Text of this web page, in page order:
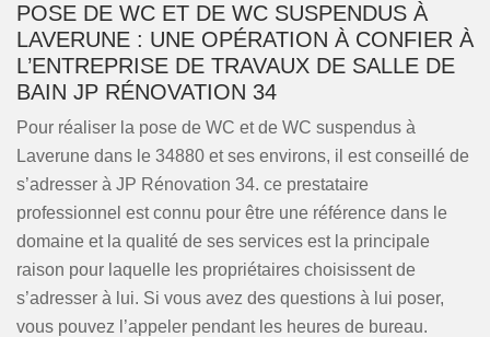
POSE DE WC ET DE WC SUSPENDUS À
LAVERUNE : UNE OPÉRATION À CONFIER À
L’ENTREPRISE DE TRAVAUX DE SALLE DE
BAIN JP RÉNOVATION 34
Pour réaliser la pose de WC et de WC suspendus à
Laverune dans le 34880 et ses environs, il est conseillé de
s’adresser à JP Rénovation 34. ce prestataire
professionnel est connu pour être une référence dans le
domaine et la qualité de ses services est la principale
raison pour laquelle les propriétaires choisissent de
s’adresser à lui. Si vous avez des questions à lui poser,
vous pouvez l’appeler pendant les heures de bureau.